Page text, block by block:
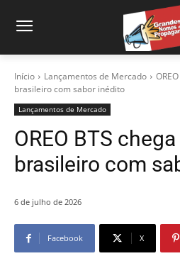
Início Lançamentos de Mercado
brasileiro com sabor inédito
Lançamentos de Mercado
OREO BTS
brasileiro com
6 de julho de 2026
Facebook X